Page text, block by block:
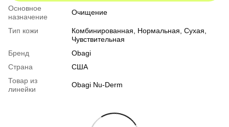
Основное
назначение
Очищение
Тип кожи Комбинированная, Нормальная, Сухая,
Чувствительная
Бренд
Obagi
Страна
США
Товар из
линейки
Obagi Nu-Derm